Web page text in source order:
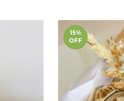
15%
OFF